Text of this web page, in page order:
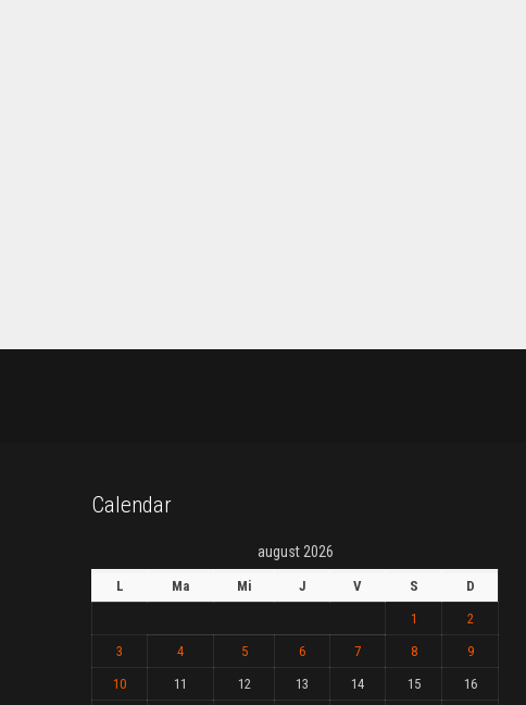
Calendar
august 2026
L Ma Mi J V S
D
1
2
3
4 5 6 7 8
9
10
11 12 13 14 15 16